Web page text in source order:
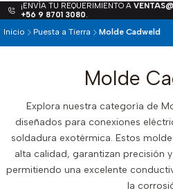
¡ENVÍA TU REQUERIMIENTO A
+56 9 8701 3080.
Inicio
Puesta a Tierra Molde Cadweld
Molde
Explora nuestra categoría de
diseñados para conexiones
soldadura exotérmica. Estos
alta calidad, garantizan precisión
permitiendo una excelente
la